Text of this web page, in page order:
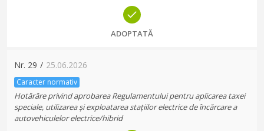
ADOPTATĂ
Nr. 29 / 25.06.2026
Caracter normativ
Hotărâre privind aprobarea Regulamentului pentru aplicarea taxei
speciale, utilizarea și exploatarea stațiilor electrice de încărcare a
autovehiculelor electrice/hibrid